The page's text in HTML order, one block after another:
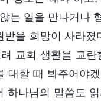
는 일을 만나거나
을 희망이 사라
교회 생활을 교
대할 때 봐주어야
하나님의 말씀도